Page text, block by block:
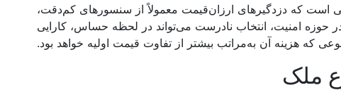
است که دزدگیرهای ارزان‌قیمت معمولاً از سنسورهای کم‌دقت،
حوزه امنیت، انتخاب نادرست می‌تواند در لحظه حساس، کارایی
که هزینه آن به‌مراتب بیشتر از تفاوت قیمت اولیه خواهد بود.
ملک